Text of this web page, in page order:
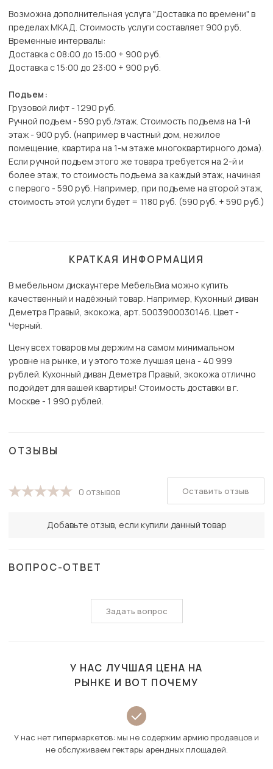
Возможна дополнительная услуга "Доставка по времени" в
пределах МКАД. Стоимость услуги составляет 900 руб.
Временные интервалы:
Доставка с 08:00 до 15:00 + 900 руб.
Доставка с 15:00 до 23:00 + 900 руб.
Подъем:
Грузовой лифт - 1290 руб.
Ручной подъем - 590 руб./этаж. Стоимость подъема на 1-й
этаж - 900 руб. (например в частный дом, нежилое
помещение, квартира на 1-м этаже многоквартирного дома).
Если ручной подъем этого же товара требуется на 2-й и
более этаж, то стоимость подъема за каждый этаж, начиная
с первого - 590 руб. Например, при подъеме на второй этаж,
стоимость этой услуги будет = 1180 руб. (590 руб. + 590 руб.)
КРАТКАЯ ИНФОРМАЦИЯ
В мебельном дискаунтере МебельВиа можно купить
качественный и надёжный товар. Например, Кухонный диван
Деметра Правый, экокожа, арт. 5003900030146. Цвет -
Черный.
Цену всех товаров мы держим на самом минимальном
уровне на рынке, и у этого тоже лучшая цена - 40 999
рублей. Кухонный диван Деметра Правый, экокожа отлично
подойдет для вашей квартиры! Стоимость доставки в г.
Москве - 1 990 рублей.
ОТЗЫВЫ
0 отзывов
Добавьте отзыв, если купили данный товар
Оставить отзыв
ВОПРОС-ОТВЕТ
Задать вопрос
У НАС ЛУЧШАЯ ЦЕНА НА
РЫНКЕ И ВОТ ПОЧЕМУ
У нас нет гипермаркетов: мы не содержим армию продавцов и
не обслуживаем гектары арендных площадей.